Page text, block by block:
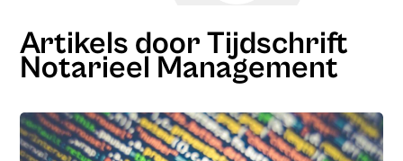
Artikels door Tijdschrift
Notarieel Management